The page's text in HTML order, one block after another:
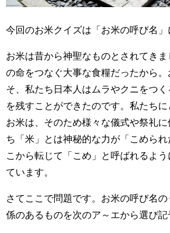
今回のお米クイズは「お米の呼び名」
お米は昔から神聖なものとされてき
の命をつなぐ大事な食糧だったから
そ、私たち日本人はムラやクニをつ
を残すことができたのです。私たち
お米は、そのため様々な儀式や祭礼
ち「米」とは神秘的な力が「こめら
こから転じて「こめ」と呼ばれるよ
ています。
さてここで問題です。お米の呼び名
係のあるものを次のア～エから選び記